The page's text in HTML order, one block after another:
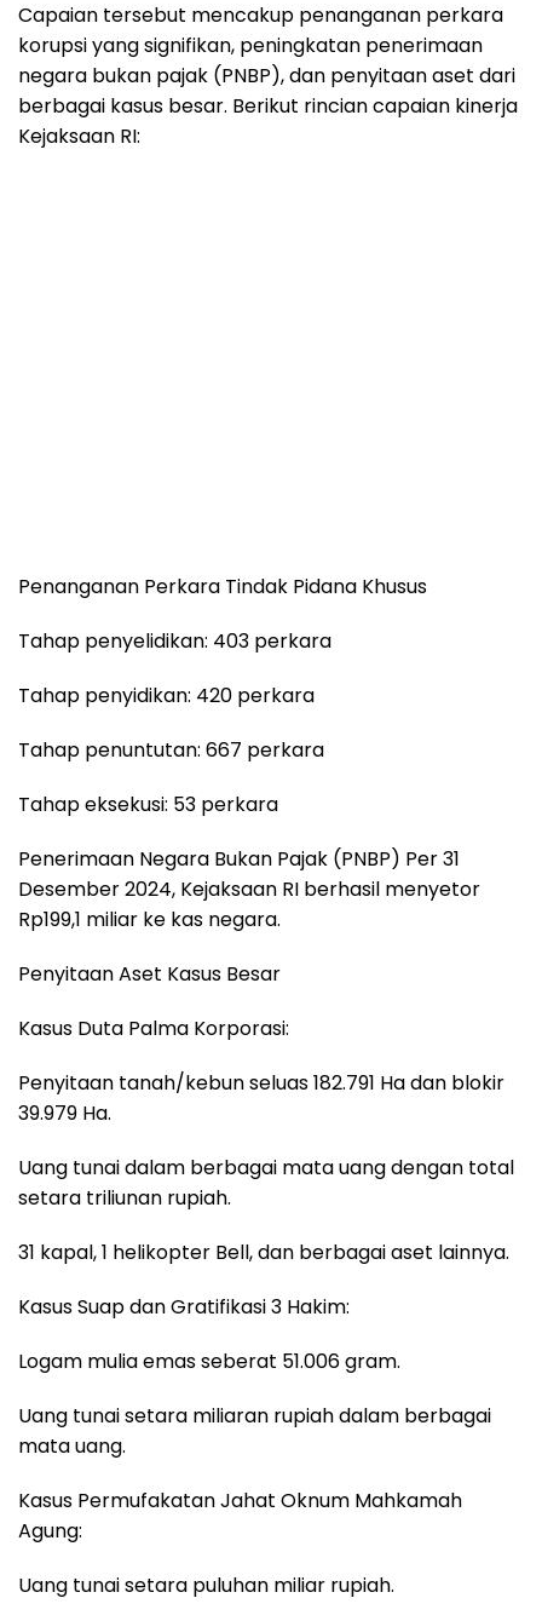
Capaian tersebut mencakup penanganan perkara
korupsi yang signifikan, peningkatan penerimaan
negara bukan pajak (PNBP), dan penyitaan aset dari
berbagai kasus besar. Berikut rincian capaian kinerja
Kejaksaan RI:
Penanganan Perkara Tindak Pidana Khusus
Tahap penyelidikan: 403 perkara
Tahap penyidikan: 420 perkara
Tahap penuntutan: 667 perkara
Tahap eksekusi: 53 perkara
Penerimaan Negara Bukan Pajak (PNBP) Per 31
Desember 2024, Kejaksaan RI berhasil menyetor
Rp199,1 miliar ke kas negara.
Penyitaan Aset Kasus Besar
Kasus Duta Palma Korporasi:
Penyitaan tanah/kebun seluas 182.791 Ha dan blokir
39.979 Ha.
Uang tunai dalam berbagai mata uang dengan total
setara triliunan rupiah.
31 kapal, 1 helikopter Bell, dan berbagai aset lainnya.
Kasus Suap dan Gratifikasi 3 Hakim:
Logam mulia emas seberat 51.006 gram.
Uang tunai setara miliaran rupiah dalam berbagai
mata uang.
Kasus Permufakatan Jahat Oknum Mahkamah
Agung:
Uang tunai setara puluhan miliar rupiah.